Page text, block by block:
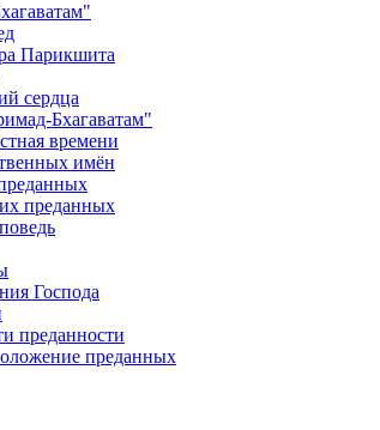
Парикшита
сердца
Бхагаватам"
времени
имён
преданных
Господа
преданности
преданных